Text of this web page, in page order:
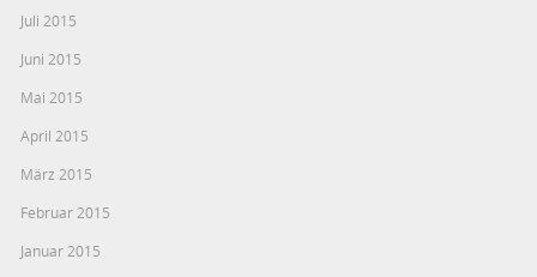
Juli 2015
Juni 2015
Mai 2015
April 2015
März 2015
Februar 2015
Januar 2015